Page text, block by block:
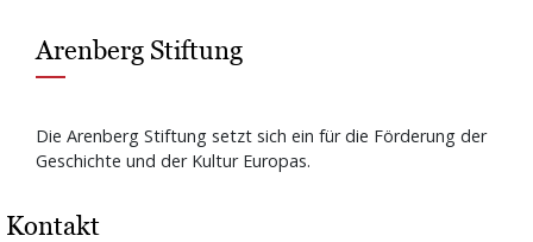
Arenberg Stiftung
Die Arenberg Stiftung setzt sich ein für die Förderung der
Geschichte und der Kultur Europas.
Kontakt